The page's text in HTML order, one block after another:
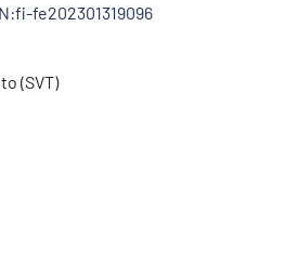
fe202301319096
(SVT)